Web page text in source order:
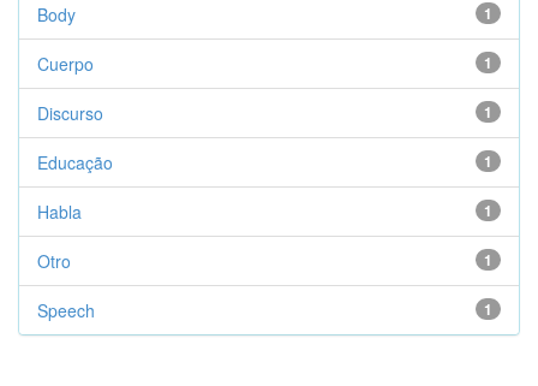
1
Body
1
Cuerpo
1
Discurso
1
Educação
1
Habla
1
Otro
1
Speech